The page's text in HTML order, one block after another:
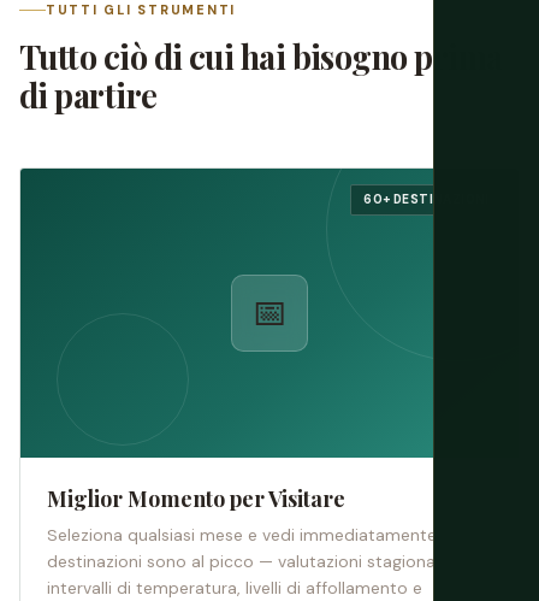
TUTTI GLI STRUMENTI
Tutto ciò di cui hai bisogno prima
di partire
📅
60+ DESTINAZIONI
Miglior Momento per Visitare
Seleziona qualsiasi mese e vedi immediatamente quali
destinazioni sono al picco — valutazioni stagionali,
intervalli di temperatura, livelli di affollamento e